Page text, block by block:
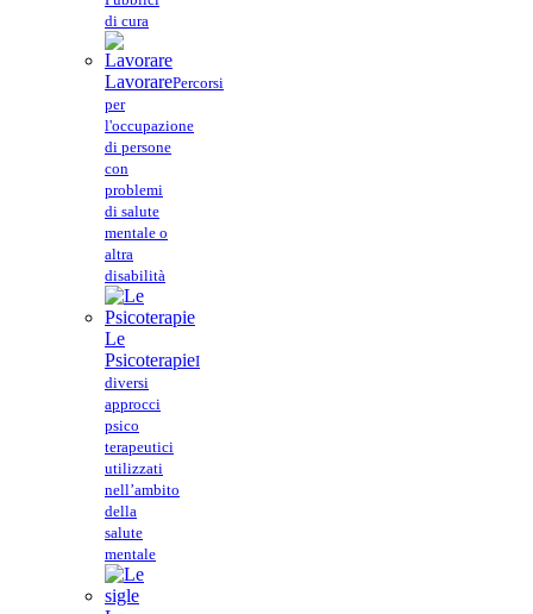
di cura
LavorarePercorsi
per
l'occupazione
di persone
con
problemi
di salute
mentale o
altra
disabilità
Le
PsicoterapieI
diversi
approcci
psico
terapeutici
utilizzati
nell’ambito
della
salute
mentale